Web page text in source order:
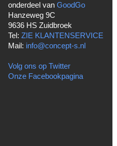
onderdeel van GoodGo
Hanzeweg 9C
9636 HS Zuidbroek
Tel: ZIE KLANTENSERVICE
Mail: info@concept-s.nl
Volg ons op Twitter
Onze Facebookpagina